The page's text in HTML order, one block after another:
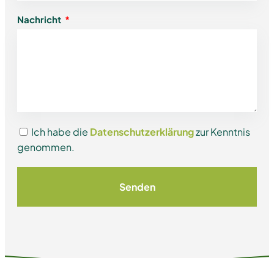
Nachricht
Ich habe die Datenschutzerklärungzur Kenntnis
genommen.
Senden